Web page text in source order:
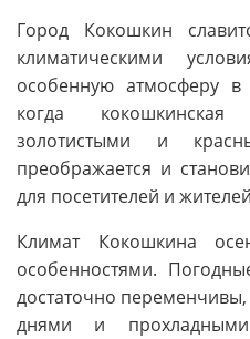
Город Кокошкин
климатическими
особенную атмосферу
когда кокошкинская
золотистыми и
преображается и
для посетителей и
Климат Кокошкина
особенностями.
достаточно
днями и